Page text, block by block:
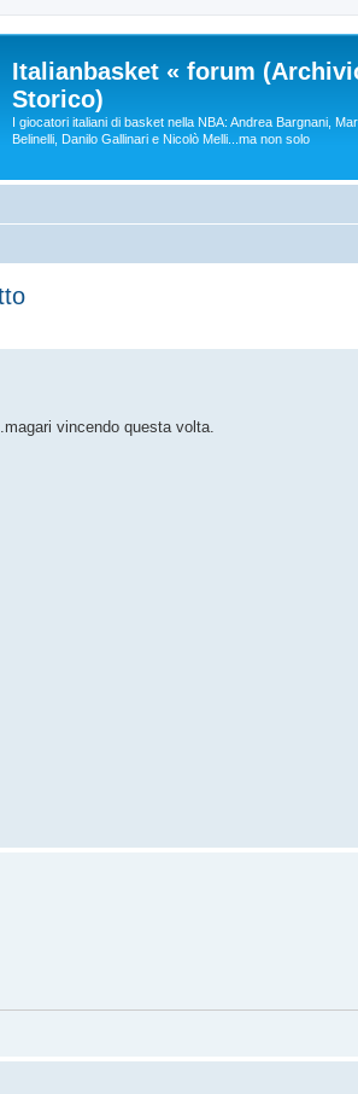
Italianbasket « forum
Storico)
I giocatori italiani di basket nella NBA: Andrea Bargnani,
Belinelli, Danilo Gallinari e Nicolò Melli...ma non solo
vincendo questa volta.